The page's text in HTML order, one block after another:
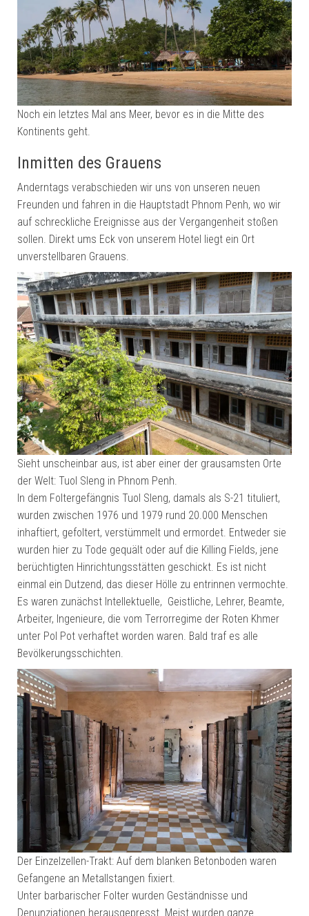
Noch ein letztes Mal ans Meer, bevor es in die Mitte des
Kontinents geht.
Inmitten des Grauens
Anderntags verabschieden wir uns von unseren neuen
Freunden und fahren in die Hauptstadt Phnom Penh, wo wir
auf schreckliche Ereignisse aus der Vergangenheit stoßen
sollen. Direkt ums Eck von unserem Hotel liegt ein Ort
unverstellbaren Grauens.
Sieht unscheinbar aus, ist aber einer der grausamsten Orte
der Welt: Tuol Sleng in Phnom Penh.
In dem Foltergefängnis Tuol Sleng, damals als S-21 tituliert,
wurden zwischen 1976 und 1979 rund 20.000 Menschen
inhaftiert, gefoltert, verstümmelt und ermordet. Entweder sie
wurden hier zu Tode gequält oder auf die Killing Fields, jene
berüchtigten Hinrichtungsstätten geschickt. Es ist nicht
einmal ein Dutzend, das dieser Hölle zu entrinnen vermochte.
Es waren zunächst Intellektuelle, Geistliche, Lehrer, Beamte,
Arbeiter, Ingenieure, die vom Terrorregime der Roten Khmer
unter Pol Pot verhaftet worden waren. Bald traf es alle
Bevölkerungsschichten.
Der Einzelzellen-Trakt: Auf dem blanken Betonboden waren
Gefangene an Metallstangen fixiert.
Unter barbarischer Folter wurden Geständnisse und
Denunziationen herausgepresst. Meist wurden ganze